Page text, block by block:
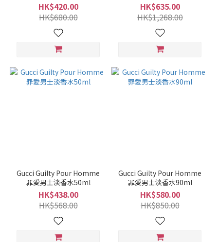
HK$420.00
HK$680.00
HK$635.00
HK$1,268.00
Gucci Guilty Pour Homme
罪愛男士淡香水50ml
HK$438.00
HK$568.00
Gucci Guilty Pour Homme
罪愛男士淡香水90ml
HK$580.00
HK$850.00